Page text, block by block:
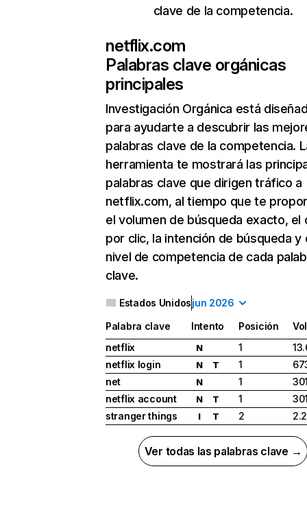
clave de la competencia.
netflix.com
Palabras clave orgánicas
principales
Investigación Orgánica está
para ayudarte a descubrir las
palabras clave de la competencia.
herramienta te mostrará las
palabras clave que dirigen tráfico a
netflix.com, al tiempo que te
el volumen de búsqueda exacto, el
por clic, la intención de búsqueda y
nivel de competencia de cada
clave.
Estados Unidosjun 2026
Palabra clave Intento Posición
netflix
N 1
netflix login
N T 1
net
N 1
netflix account
N T 1
stranger things
I T 2
Ver todas las palabras clave →